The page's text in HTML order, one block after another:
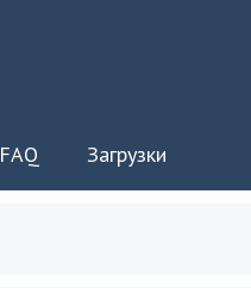
FAQ Загрузки